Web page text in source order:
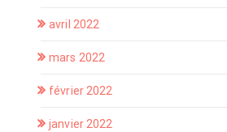
avril 2022
mars 2022
février 2022
janvier 2022